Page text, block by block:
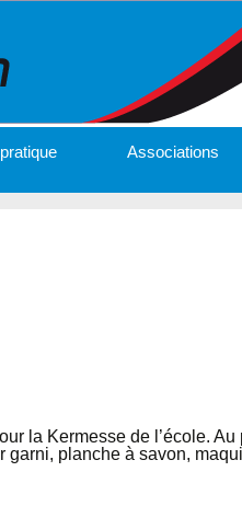
Associations
la Kermesse de l’école. Au
garni, planche à savon,